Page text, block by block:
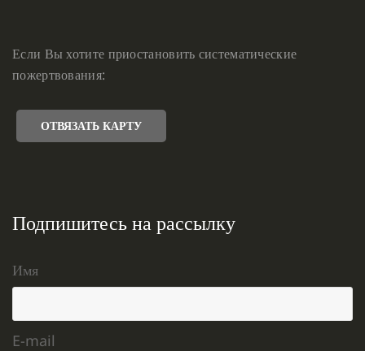
Если Вы хотите приостановить систематические
пожертвования:
ОТВЯЗАТЬ КАРТУ
Подпишитесь на рассылку
Имя
E-mail